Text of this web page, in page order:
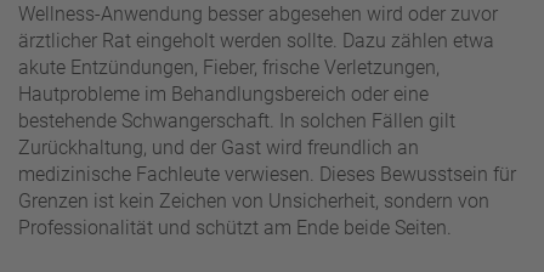
Wellness-Anwendung besser abgesehen wird oder zuvor
ärztlicher Rat eingeholt werden sollte. Dazu zählen etwa
akute Entzündungen, Fieber, frische Verletzungen,
Hautprobleme im Behandlungsbereich oder eine
bestehende Schwangerschaft. In solchen Fällen gilt
Zurückhaltung, und der Gast wird freundlich an
medizinische Fachleute verwiesen. Dieses Bewusstsein für
Grenzen ist kein Zeichen von Unsicherheit, sondern von
Professionalität und schützt am Ende beide Seiten.